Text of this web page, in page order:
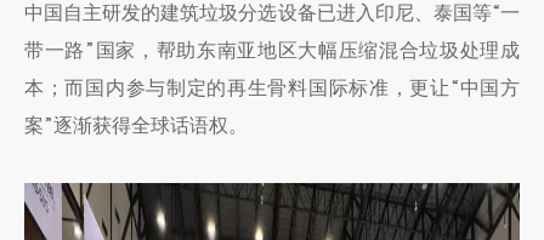
中国自主研发的建筑垃圾分选设备已进入印尼、泰国等“一
带一路”国家，帮助东南亚地区大幅压缩混合垃圾处理成
本；而国内参与制定的再生骨料国际标准，更让“中国方
案”逐渐获得全球话语权。